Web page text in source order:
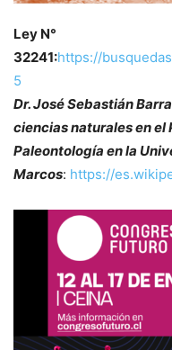
Ley N°
32241:https://
5
Dr. José Sebastián
ciencias naturales en
Paleontología en la
Marcos: https://